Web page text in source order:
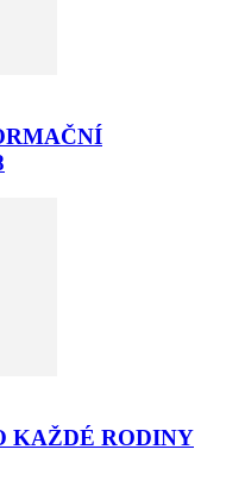
KAŽDÉ RODINY